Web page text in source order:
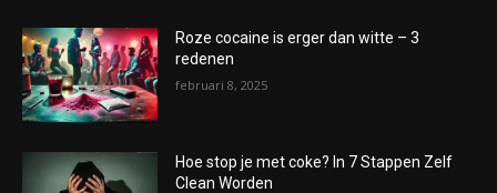
Roze cocaine is erger dan witte – 3
redenen
februari 8, 2025
Hoe stop je met coke? In 7 Stappen Zelf
Clean Worden